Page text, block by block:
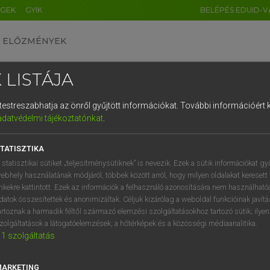
GYIK BELÉPÉS EDUID-
ELŐZMÉNYEK
szótár
VAN ELŐFIZETÉSED?
megtekintéséhez.
LISTÁJA
az önről gyűjtött információkat. További információért
tájékoztatónkat.
statisztikai sütiket „teljesítménysütiknek” is nevezik. Ezek a sütik információkat
használatának módjáról, többek között arról, hogy milyen oldalakat keresett
kattintott. Ezek az információk a felhasználó azonosítására nem
összesítettek és anonimizáltak. Céljuk kizárólag a weboldal funkcióinak
a harmadik féltől származó elemzési szolgáltatásokhoz tartozó sütik;
a látogatóelemzések, a hőtérképek és a közösségi médiaanalitika.
1 szolgáltatás
DE CN FR ES IT NL
1 2 3 4 5 6 7 8 9
q w e r t z u i
a s d f g h j k l é
í y x c v b n m , .